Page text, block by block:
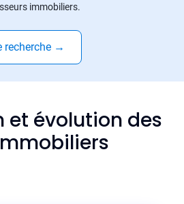
immobiliers.
recherche →
et évolution des